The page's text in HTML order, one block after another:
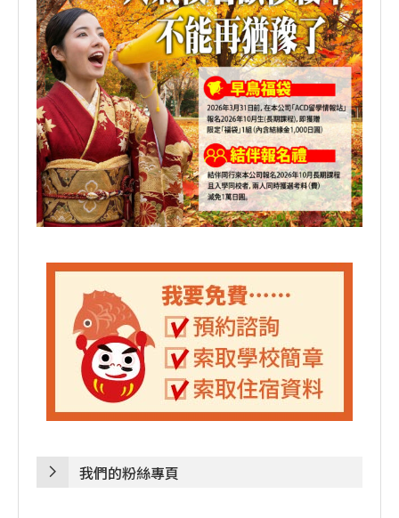
我們的粉絲專頁